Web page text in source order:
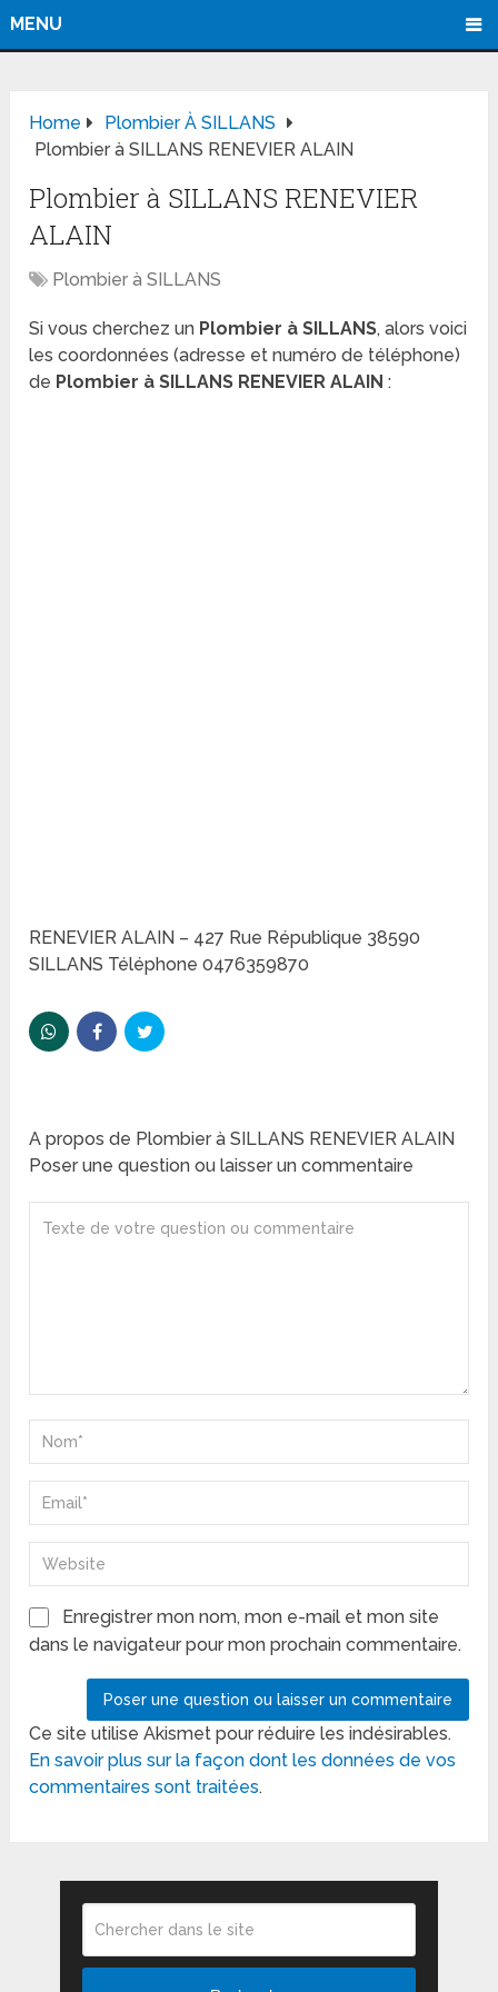
MENU
Home
Plombier À SILLANS
Plombier à SILLANS RENEVIER ALAIN
Plombier à SILLANS RENEVIER
ALAIN
Plombier à SILLANS
Si vous cherchez un Plombier à SILLANS, alors voici
les coordonnées (adresse et numéro de téléphone)
de Plombier à SILLANS RENEVIER ALAIN:
RENEVIER ALAIN – 427 Rue République 38590
SILLANS Téléphone 0476359870
A propos de Plombier à SILLANS RENEVIER ALAIN
Poser une question ou laisser un commentaire
Enregistrer mon nom, mon e-mail et mon site
dans le navigateur pour mon prochain commentaire.
Ce site utilise Akismet pour réduire les indésirables.
En savoir plus sur la façon dont les données de vos
commentaires sont traitées.